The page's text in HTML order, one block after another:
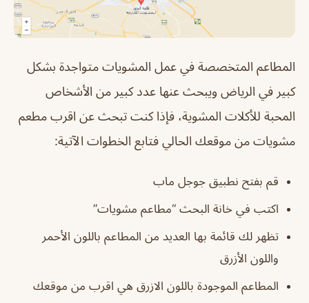
المطاعم المتخصصة في عمل المشويات متواجدة بشكل
كبير في الرياض ويبحث عنها عدد كبير من الأشخاص
المحبة للأكلات المشوية، فإذا كنت تبحث عن اقرب مطعم
مشويات من موقعك الحالي فتابع الخطوات الآتية:
قم بفتح نطبيق جوجل ماب
اكتب في خانة البحث “مطاعم مشويات”
تظهر لك قائمة بها العديد من المطاعم باللون الأحمر
واللون الأزرق
المطاعم الموجودة باللون الازرق هي اقرب من موقعك